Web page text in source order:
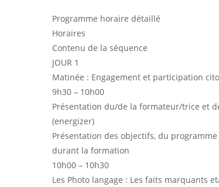
Programme horaire détaillé
Horaires
Contenu de la séquence
JOUR 1
Matinée : Engagement et participation
9h30 – 10h00
Présentation du/de la formateur/trice et
(energizer)
Présentation des objectifs, du
durant la formation
10h00 – 10h30
Les Photo langage : Les faits marquants